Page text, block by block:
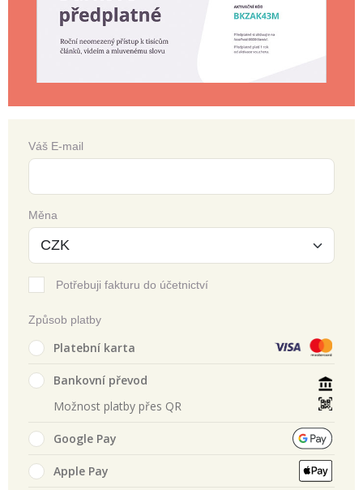
Váš E-mail
Měna
Potřebuji fakturu do účetnictví
Způsob platby
Platební karta
Bankovní převod
Možnost platby přes QR
Google Pay
Apple Pay